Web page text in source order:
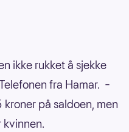
ikke rukket å sjekke
fra Hamar. –
på saldoen, men
kvinnen.